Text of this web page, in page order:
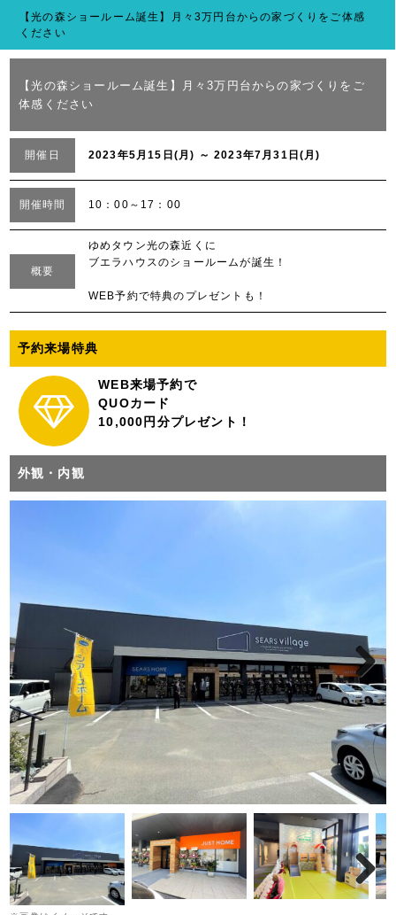
【光の森ショールーム誕生】月々3万円台からの家づくりをご体感
ください
【光の森ショールーム誕生】月々3万円台からの家づくりをご
体感ください
開催日 2023年5月15日(月) ～ 2023年7月31日(月)
開催時間 10：00～17：00
概要
ゆめタウン光の森近くに
ブエラハウスのショールームが誕生！
WEB予約で特典のプレゼントも！
予約来場特典
WEB来場予約で
QUOカード
10,000円分プレゼント！
外観・内観